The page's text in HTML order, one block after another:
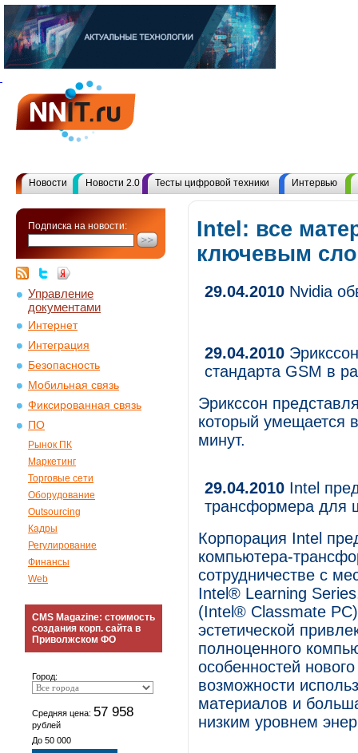
Новости Новости 2.0 Тесты цифровой техники Интервью
Подписка на новости:
Управление
документами
Интернет
Интеграция
Безопасность
Мобильная связь
Фиксированная связь
ПО
Рынок ПК
Маркетинг
Торговые сети
Оборудование
Outsourcing
Кадры
Регулирование
Финансы
Web
CMS Magazine: стоимость
создания корп. сайта в
Приволжском ФО
Город:
Средняя цена: 57 958
рублей
До 50 000
Intel: все
ключевым
29.04.2010 Nvidia
29.04.2010
стандарта GSM в
Эрикссон
который умещается
минут.
29.04.2010 Intel
трансформера для
Корпорация Intel
компьютера-
сотрудничестве с
Intel® Learning
(Intel® Classmate
эстетической
полноценного
особенностей
возможности
материалов и
низким уровнем